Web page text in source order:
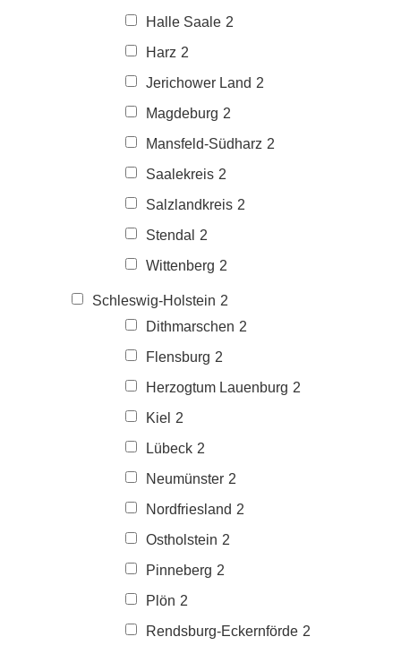
Halle Saale 2
Harz 2
Jerichower Land 2
Magdeburg 2
Mansfeld-Südharz 2
Saalekreis 2
Salzlandkreis 2
Stendal
2
Wittenberg 2
Schleswig-Holstein 2
Dithmarschen 2
Flensburg 2
Herzogtum Lauenburg 2
Kiel 2
Lübeck 2
Neumünster 2
Nordfriesland 2
Ostholstein 2
Pinneberg 2
Plön 2
Rendsburg-Eckernförde 2